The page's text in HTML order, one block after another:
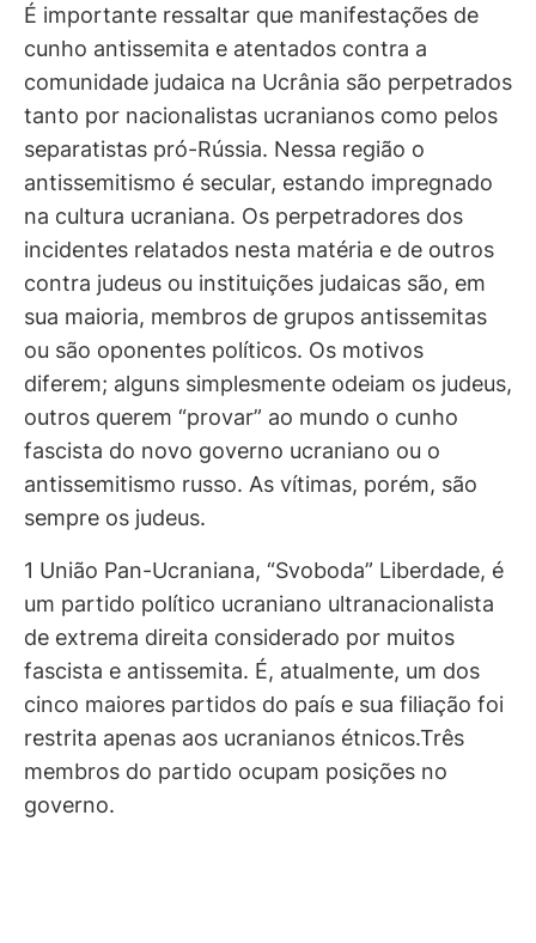
É importante ressaltar que manifestações de
cunho antissemita e atentados contra a
comunidade judaica na Ucrânia são perpetrados
tanto por nacionalistas ucranianos como pelos
separatistas pró-Rússia. Nessa região o
antissemitismo é secular, estando impregnado
na cultura ucraniana. Os perpetradores dos
incidentes relatados nesta matéria e de outros
contra judeus ou instituições judaicas são, em
sua maioria, membros de grupos antissemitas
ou são oponentes políticos. Os motivos
diferem; alguns simplesmente odeiam os judeus,
outros querem “provar” ao mundo o cunho
fascista do novo governo ucraniano ou o
antissemitismo russo. As vítimas, porém, são
sempre os judeus.
1 União Pan-Ucraniana, “Svoboda” Liberdade, é
um partido político ucraniano ultranacionalista
de extrema direita considerado por muitos
fascista e antissemita. É, atualmente, um dos
cinco maiores partidos do país e sua filiação foi
restrita apenas aos ucranianos étnicos.Três
membros do partido ocupam posições no
governo.